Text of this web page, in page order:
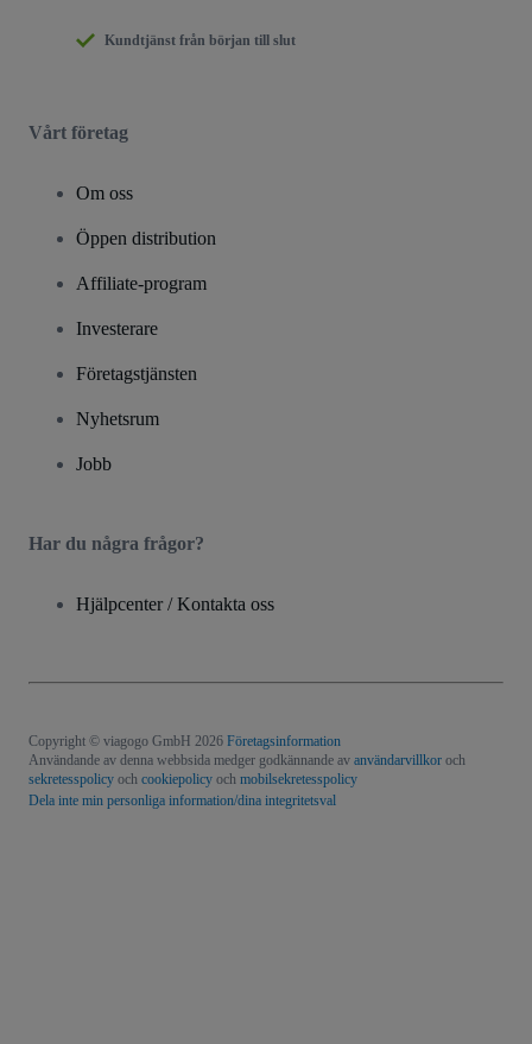
Kundtjänst från början till slut
Vårt företag
Om oss
Öppen distribution
Affiliate-program
Investerare
Företagstjänsten
Nyhetsrum
Jobb
Har du några frågor?
Hjälpcenter / Kontakta oss
Copyright © viagogo GmbH 2026 Företagsinformation
Användande av denna webbsida medger godkännande av användarvillkor och
sekretesspolicy och cookiepolicy och mobilsekretesspolicy
Dela inte min personliga information/dina integritetsval